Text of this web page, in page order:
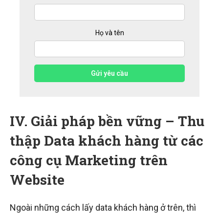
Họ và tên
Gửi yêu cầu
IV. Giải pháp bền vững – Thu
thập Data khách hàng từ các
công cụ Marketing trên
Website
Ngoài những cách lấy data khách hàng ở trên, thì